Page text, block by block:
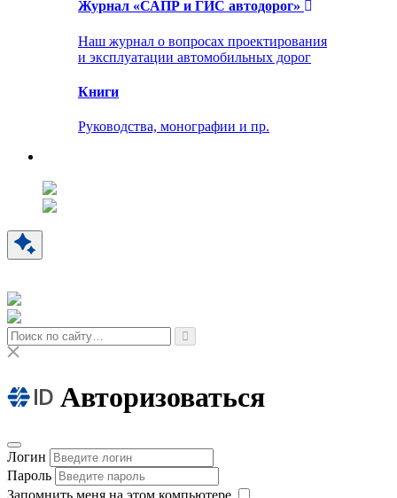
Журнал «САПР и ГИС автодорог»
Наш журнал о вопросах проектирования
и эксплуатации автомобильных дорог
Книги
Руководства, монографии и пр.
Авторизоваться
Логин
Пароль